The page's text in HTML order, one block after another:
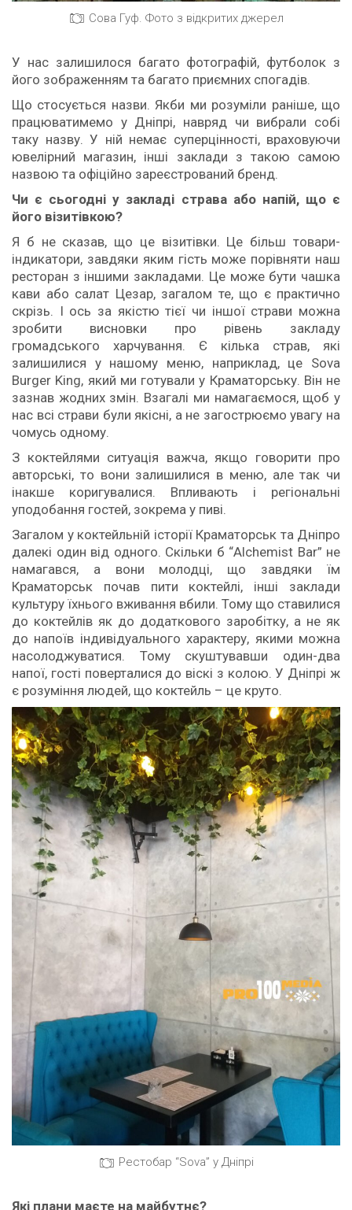
Сова Гуф. Фото з відкритих джерел
У нас залишилося багато фотографій, футболок з
його зображенням та багато приємних спогадів.
Що стосується назви. Якби ми розуміли раніше, що
працюватимемо у Дніпрі, навряд чи вибрали собі
таку назву. У ній немає суперцінності, враховуючи
ювелірний магазин, інші заклади з такою самою
назвою та офіційно зареєстрований бренд.
Чи є сьогодні у закладі страва або напій, що є
його візитівкою?
Я б не сказав, що це візитівки. Це більш товари-
індикатори, завдяки яким гість може порівняти наш
ресторан з іншими закладами. Це може бути чашка
кави або салат Цезар, загалом те, що є практично
скрізь. І ось за якістю тієї чи іншої страви можна
зробити висновки про рівень закладу
громадського харчування. Є кілька страв, які
залишилися у нашому меню, наприклад, це Sova
Burger King, який ми готували у Краматорську. Він не
зазнав жодних змін. Взагалі ми намагаємося, щоб у
нас всі страви були якісні, а не загострюємо увагу на
чомусь одному.
З коктейлями ситуація важча, якщо говорити про
авторські, то вони залишилися в меню, але так чи
інакше коригувалися. Впливають і регіональні
уподобання гостей, зокрема у пиві.
Загалом у коктейльній історії Краматорськ та Дніпро
далекі один від одного. Скільки б “Alchemist Bar” не
намагався, а вони молодці, що завдяки їм
Краматорськ почав пити коктейлі, інші заклади
культуру їхнього вживання вбили. Тому що ставилися
до коктейлів як до додаткового заробітку, а не як
до напоїв індивідуального характеру, якими можна
насолоджуватися. Тому скуштувавши один-два
напої, гості поверталися до віскі з колою. У Дніпрі ж
є розуміння людей, що коктейль – це круто.
Рестобар “Sova” у Дніпрі
Які плани маєте на майбутнє?